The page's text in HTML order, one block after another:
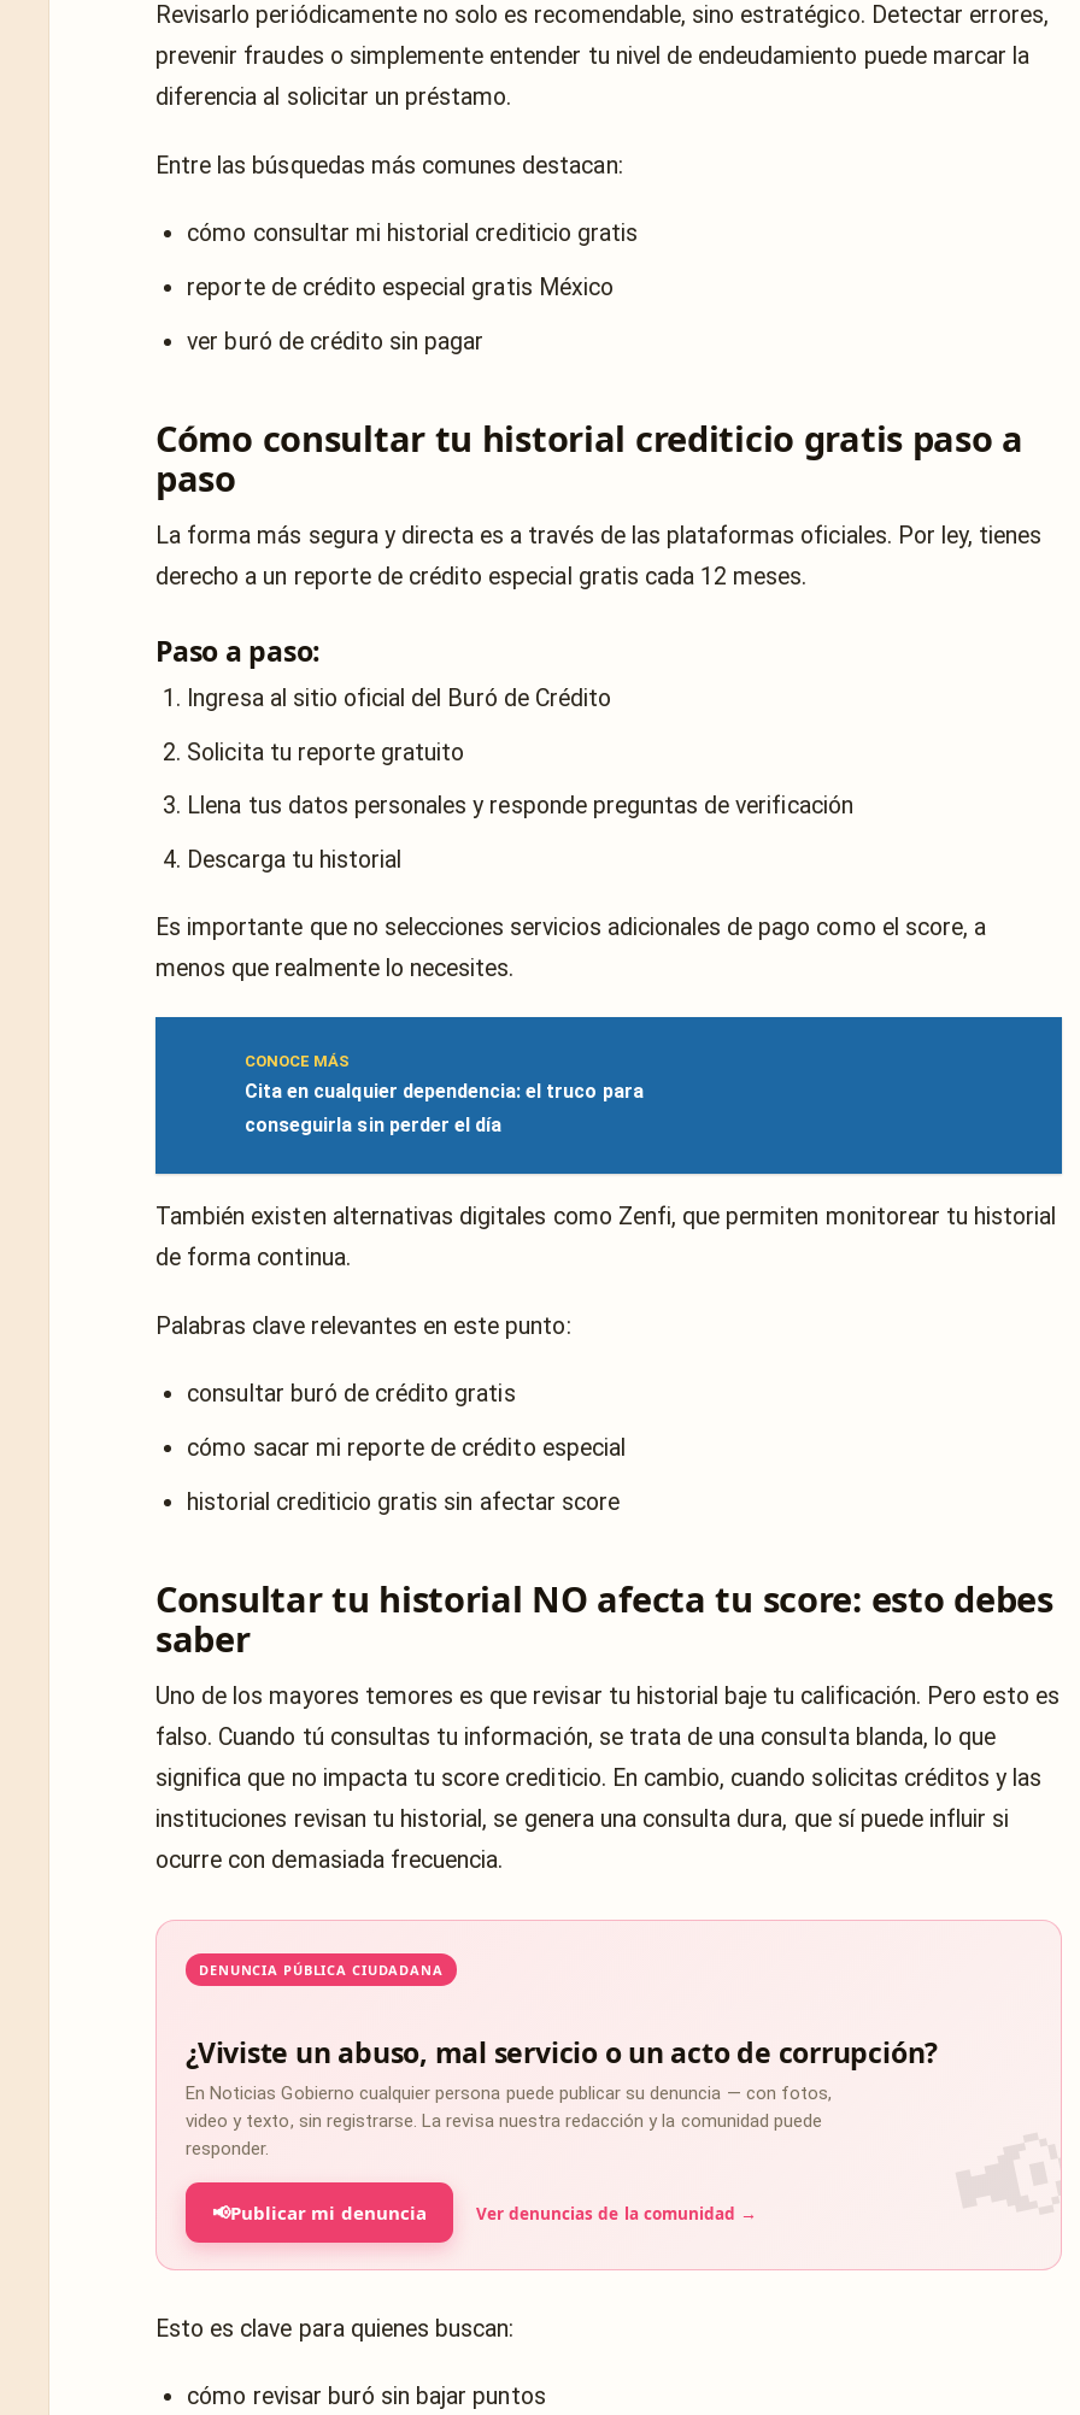
Revisarlo periódicamente no solo es recomendable, sino estratégico. Detectar errores,
prevenir fraudes o simplemente entender tu nivel de endeudamiento puede marcar la
diferencia al solicitar un préstamo.
Entre las búsquedas más comunes destacan:
cómo consultar mi historial crediticio gratis
reporte de crédito especial gratis México
ver buró de crédito sin pagar
Cómo consultar tu historial crediticio gratis paso a
paso
La forma más segura y directa es a través de las plataformas oficiales. Por ley, tienes
derecho a un reporte de crédito especial gratis cada 12 meses.
Paso a paso:
Ingresa al sitio oficial del Buró de Crédito
Solicita tu reporte gratuito
Llena tus datos personales y responde preguntas de verificación
Descarga tu historial
Es importante que no selecciones servicios adicionales de pago como el score, a
menos que realmente lo necesites.
CONOCE MÁS
Cita en cualquier dependencia: el truco para
conseguirla sin perder el día
También existen alternativas digitales como Zenfi, que permiten monitorear tu historial
de forma continua.
Palabras clave relevantes en este punto:
consultar buró de crédito gratis
cómo sacar mi reporte de crédito especial
historial crediticio gratis sin afectar score
Consultar tu historial NO afecta tu score: esto debes
saber
Uno de los mayores temores es que revisar tu historial baje tu calificación. Pero esto es
falso. Cuando tú consultas tu información, se trata de una consulta blanda, lo que
significa que no impacta tu score crediticio. En cambio, cuando solicitas créditos y las
instituciones revisan tu historial, se genera una consulta dura, que sí puede influir si
ocurre con demasiada frecuencia.
DENUNCIA PÚBLICA CIUDADANA
¿Viviste un abuso, mal servicio o un acto de corrupción?
En Noticias Gobierno cualquier persona puede publicar su denuncia — con fotos,
video y texto, sin registrarse. La revisa nuestra redacción y la comunidad puede
responder.
📢Publicar mi denuncia Ver denuncias de la comunidad →
Esto es clave para quienes buscan:
cómo revisar buró sin bajar puntos